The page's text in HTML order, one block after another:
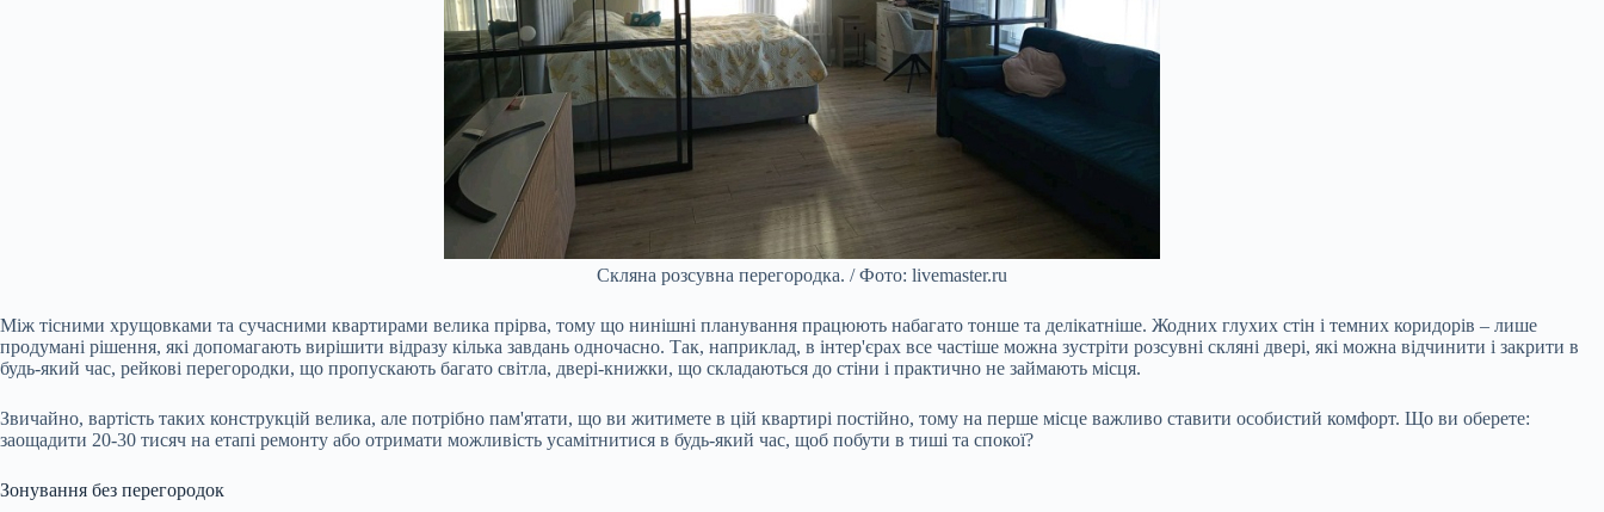
Скляна розсувна перегородка. / Фото: livemaster.ru
Між тісними хрущовками та сучасними квартирами велика прірва, тому що нинішні планування працюють набагато тонше та делікатніше. Жодних глухих стін і темних коридорів – лише
продумані рішення, які допомагають вирішити відразу кілька завдань одночасно. Так, наприклад, в інтер'єрах все частіше можна зустріти розсувні скляні двері, які можна відчинити і закрити в
будь-який час, рейкові перегородки, що пропускають багато світла, двері-книжки, що складаються до стіни і практично не займають місця.
Звичайно, вартість таких конструкцій велика, але потрібно пам'ятати, що ви житимете в цій квартирі постійно, тому на перше місце важливо ставити особистий комфорт. Що ви оберете:
заощадити 20-30 тисяч на етапі ремонту або отримати можливість усамітнитися в будь-який час, щоб побути в тиші та спокої?
Зонування без перегородок